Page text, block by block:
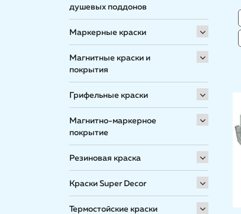
душевых поддонов
Маркерные краски
Магнитные краски и
покрытия
Грифельные краски
Магнитно-маркерное
покрытие
Резиновая краска
Краски Super Decor
Термостойские краски